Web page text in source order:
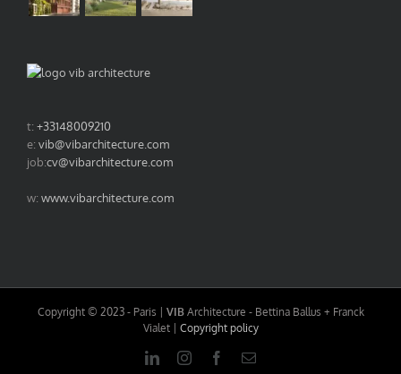
t: +33148009210
e: vib@vibarchitecture.com
job:cv@vibarchitecture.com
w: www.vibarchitecture.com
Copyright © 2023 - Paris | VIB Architecture - Bettina Ballus + Franck
Vialet | Copyright policy
LinkedInInstagramFacebook
Email